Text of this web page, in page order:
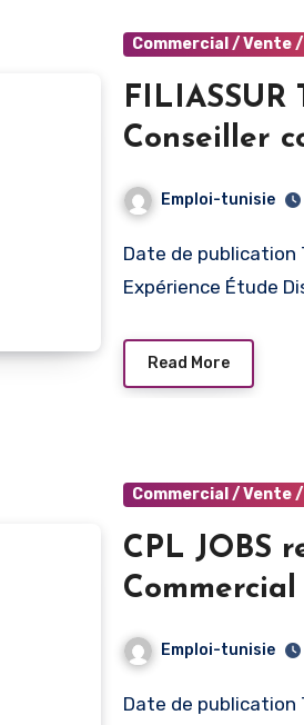
Commercial / Vente
FILIASSUR
Conseiller commercial Emprunteur
– Ariana
Emploi-tunisie
Date de publication Type de poste Lieu de travail
Expérience Étude
Read More
Commercial / Vente
CPL JOBS
Ariana
Emploi-tunisie
Date de publication Type de poste Lieu de travail